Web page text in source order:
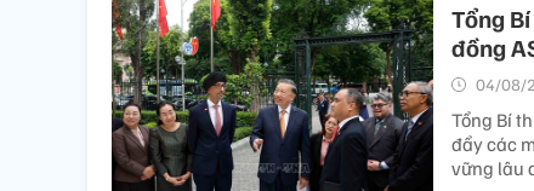
Tổng
đồng
04/08/
Tổng Bí
đẩy các
vững lâu